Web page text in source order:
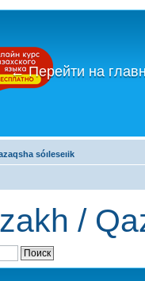
←Перейти на
sóıleseıik
/